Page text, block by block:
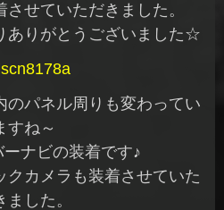
せていただきました。
ありがとうございました☆
のパネル周りも変わってい
すね～
ナビの装着です♪
クカメラも装着させていた
ました。